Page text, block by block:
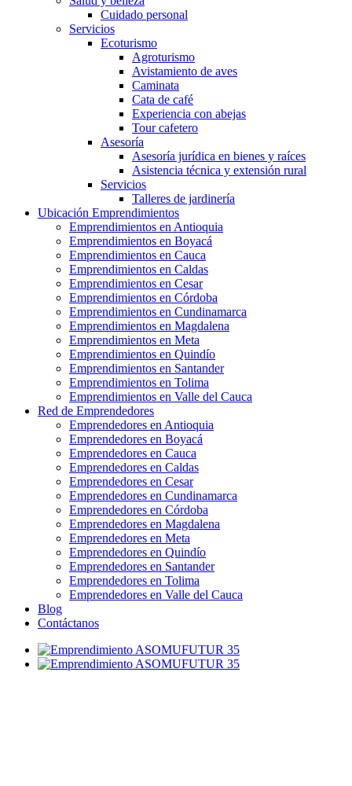
Cuidado personal
Servicios
Ecoturismo
Agroturismo
Avistamiento de aves
Caminata
Cata de café
Experiencia con abejas
Tour cafetero
Asesoría
Asesoría jurídica en bienes y raíces
Asistencia técnica y extensión rural
Servicios
Talleres de jardinería
Ubicación Emprendimientos
Emprendimientos en Antioquia
Emprendimientos en Boyacá
Emprendimientos en Cauca
Emprendimientos en Caldas
Emprendimientos en Cesar
Emprendimientos en Córdoba
Emprendimientos en Cundinamarca
Emprendimientos en Magdalena
Emprendimientos en Meta
Emprendimientos en Quindío
Emprendimientos en Santander
Emprendimientos en Tolima
Emprendimientos en Valle del Cauca
Red de Emprendedores
Emprendedores en Antioquia
Emprendedores en Boyacá
Emprendedores en Cauca
Emprendedores en Caldas
Emprendedores en Cesar
Emprendedores en Cundinamarca
Emprendedores en Córdoba
Emprendedores en Magdalena
Emprendedores en Meta
Emprendedores en Quindío
Emprendedores en Santander
Emprendedores en Tolima
Emprendedores en Valle del Cauca
Blog
Contáctanos